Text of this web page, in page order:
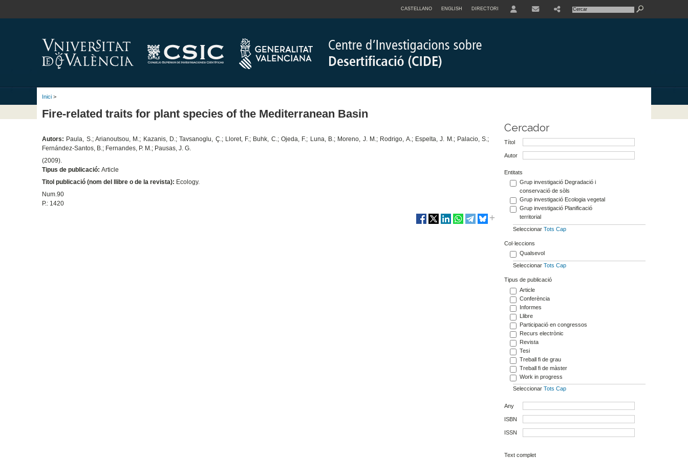
CASTELLANO ENGLISH DIRECTORI
Inici >
Fire-related traits for plant species of the Mediterranean Basin
Autors: Paula, S.; Arianoutsou, M.; Kazanis, D.; Tavsanoglu, Ç.; Lloret, F.; Buhk, C.; Ojeda, F.; Luna, B.; Moreno, J. M.; Rodrigo, A.; Espelta, J. M.; Palacio, S.;
Fernández-Santos, B.; Fernandes, P. M.; Pausas, J. G.
(2009).
Tipus de publicació: Article
Titol publicació (nom del llibre o de la revista): Ecology.
Num.90
P.: 1420
Cercador
Títol
Autor
Entitats
Grup investigació Degradació i
conservació de sòls
Grup investigació Ecologia vegetal
Grup investigació Planificació
territorial
Seleccionar Tots Cap
Col·leccions
Qualsevol
Seleccionar Tots Cap
Tipus de publicació
Article
Conferència
Informes
Llibre
Participació en congressos
Recurs electrònic
Revista
Tesi
Treball fi de grau
Treball fi de màster
Work in progress
Seleccionar Tots Cap
Any
ISBN
ISSN
Text complet